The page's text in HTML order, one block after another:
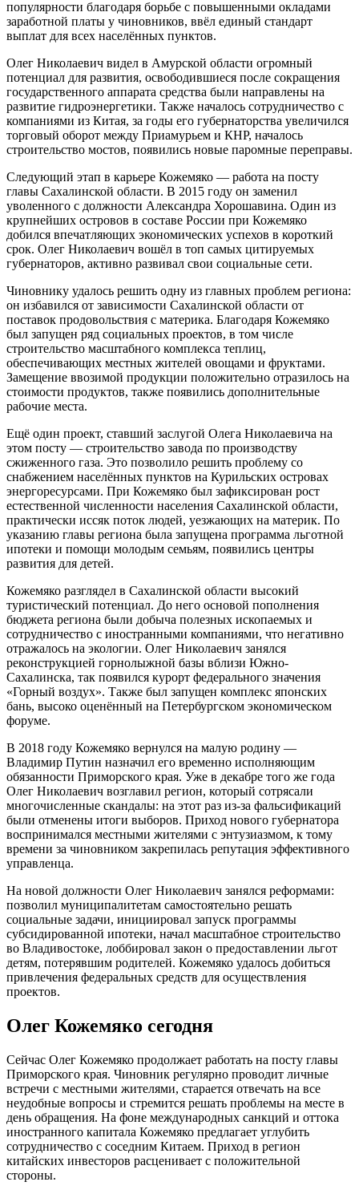
популярности благодаря борьбе с повышенными окладами
заработной платы у чиновников, ввёл единый стандарт
выплат для всех населённых пунктов.
Олег Николаевич видел в Амурской области огромный
потенциал для развития, освободившиеся после сокращения
государственного аппарата средства были направлены на
развитие гидроэнергетики. Также началось сотрудничество с
компаниями из Китая, за годы его губернаторства увеличился
торговый оборот между Приамурьем и КНР, началось
строительство мостов, появились новые паромные переправы.
Следующий этап в карьере Кожемяко — работа на посту
главы Сахалинской области. В 2015 году он заменил
уволенного с должности Александра Хорошавина. Один из
крупнейших островов в составе России при Кожемяко
добился впечатляющих экономических успехов в короткий
срок. Олег Николаевич вошёл в топ самых цитируемых
губернаторов, активно развивал свои социальные сети.
Чиновнику удалось решить одну из главных проблем региона:
он избавился от зависимости Сахалинской области от
поставок продовольствия с материка. Благодаря Кожемяко
был запущен ряд социальных проектов, в том числе
строительство масштабного комплекса теплиц,
обеспечивающих местных жителей овощами и фруктами.
Замещение ввозимой продукции положительно отразилось на
стоимости продуктов, также появились дополнительные
рабочие места.
Ещё один проект, ставший заслугой Олега Николаевича на
этом посту — строительство завода по производству
сжиженного газа. Это позволило решить проблему со
снабжением населённых пунктов на Курильских островах
энергоресурсами. При Кожемяко был зафиксирован рост
естественной численности населения Сахалинской области,
практически иссяк поток людей, уезжающих на материк. По
указанию главы региона была запущена программа льготной
ипотеки и помощи молодым семьям, появились центры
развития для детей.
Кожемяко разглядел в Сахалинской области высокий
туристический потенциал. До него основой пополнения
бюджета региона были добыча полезных ископаемых и
сотрудничество с иностранными компаниями, что негативно
отражалось на экологии. Олег Николаевич занялся
реконструкцией горнолыжной базы вблизи Южно-
Сахалинска, так появился курорт федерального значения
«Горный воздух». Также был запущен комплекс японских
бань, высоко оценённый на Петербургском экономическом
форуме.
В 2018 году Кожемяко вернулся на малую родину —
Владимир Путин назначил его временно исполняющим
обязанности Приморского края. Уже в декабре того же года
Олег Николаевич возглавил регион, который сотрясали
многочисленные скандалы: на этот раз из-за фальсификаций
были отменены итоги выборов. Приход нового губернатора
воспринимался местными жителями с энтузиазмом, к тому
времени за чиновником закрепилась репутация эффективного
управленца.
На новой должности Олег Николаевич занялся реформами:
позволил муниципалитетам самостоятельно решать
социальные задачи, инициировал запуск программы
субсидированной ипотеки, начал масштабное строительство
во Владивостоке, лоббировал закон о предоставлении льгот
детям, потерявшим родителей. Кожемяко удалось добиться
привлечения федеральных средств для осуществления
проектов.
Олег Кожемяко сегодня
Сейчас Олег Кожемяко продолжает работать на посту главы
Приморского края. Чиновник регулярно проводит личные
встречи с местными жителями, старается отвечать на все
неудобные вопросы и стремится решать проблемы на месте в
день обращения. На фоне международных санкций и оттока
иностранного капитала Кожемяко предлагает углубить
сотрудничество с соседним Китаем. Приход в регион
китайских инвесторов расценивает с положительной
стороны.